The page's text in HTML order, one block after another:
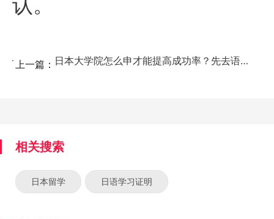
认。
上一篇： 日本大学院怎么申才能提高成功率？先去语言学校最靠谱！...
相关搜索
日本留学 日语学习证明